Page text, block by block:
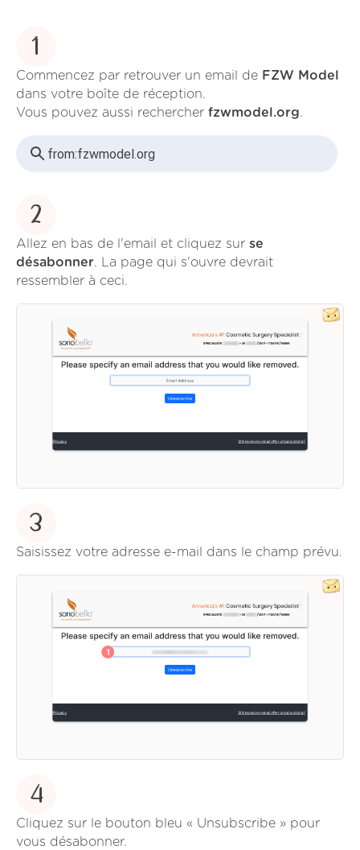
1
Commencez par retrouver un email de FZW Model
dans votre boîte de réception.
Vous pouvez aussi rechercher fzwmodel.org.
from:fzwmodel.org
2
Allez en bas de l'email et cliquez sur se
désabonner. La page qui s'ouvre devrait
ressembler à ceci.
3
Saisissez votre adresse e-mail dans le champ prévu.
4
Cliquez sur le bouton bleu « Unsubscribe » pour
vous désabonner.